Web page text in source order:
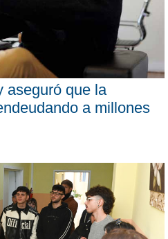
aseguró que la
a millones